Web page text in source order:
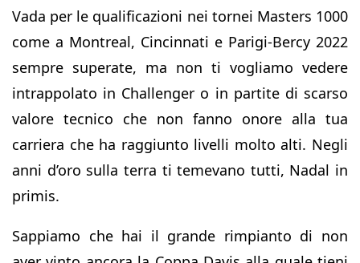
Vada per le qualificazioni nei tornei Masters 1000
come a Montreal, Cincinnati e Parigi-Bercy 2022
sempre superate, ma non ti vogliamo vedere
intrappolato in Challenger o in partite di scarso
valore tecnico che non fanno onore alla tua
carriera che ha raggiunto livelli molto alti. Negli
anni d’oro sulla terra ti temevano tutti, Nadal in
primis.
Sappiamo che hai il grande rimpianto di non